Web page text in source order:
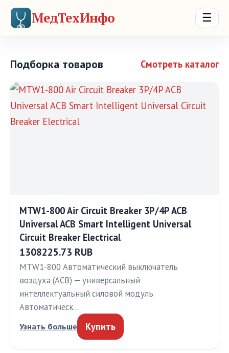
МедТехИнфо ☰
Подборка товаров Смотреть каталог
MTW1-800 Air Circuit Breaker 3P/4P ACB
Universal ACB Smart Intelligent Universal
Circuit Breaker Electrical
1308225.73 RUB
MTW1-800 Автоматический выключатель
воздуха (ACB) — универсальный
интеллектуальный силовой модуль
Автоматическ…
Узнать больше Купить